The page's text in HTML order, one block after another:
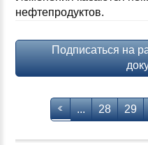
нефтепродуктов.
Подписаться на
... 28 29